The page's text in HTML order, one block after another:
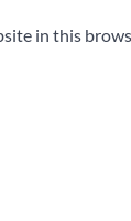
in this